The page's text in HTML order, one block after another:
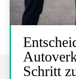
Schritt